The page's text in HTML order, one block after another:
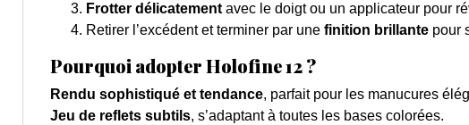
Frotter délicatementavec le doigt ou un applicateur pour
Retirer l’excédent et terminer par une finition brillante pour
Pourquoi adopter Holofine 12 ?
Rendu sophistiqué et tendance, parfait pour les manucures
Jeu de reflets subtils, s’adaptant à toutes les bases colorées.